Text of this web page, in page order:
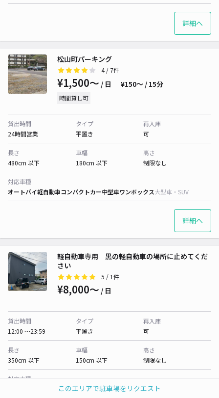
このエリアで駐車場をリクエスト
詳細へ
松山町パーキング
4/ 7件
¥1,500〜 / 日 ¥150〜 / 15分
時間貸し可
貸出時間
24時間営業
タイプ
平置き
再入庫
可
長さ
480cm 以下
車幅
180cm 以下
高さ
制限なし
対応車種
オートバイ軽自動車コンパクトカー中型車ワンボックス大型車・SUV
詳細へ
軽自動車専用 黒の軽自動車の場所に止めてくだ
さい
5 / 1件
¥8,000〜 / 日
貸出時間
12:00 〜23:59
タイプ
平置き
再入庫
可
長さ
350cm 以下
車幅
150cm 以下
高さ
制限なし
対応車種
軽自動車コンパクトカー中型車ワンボックス 大型車・SUV